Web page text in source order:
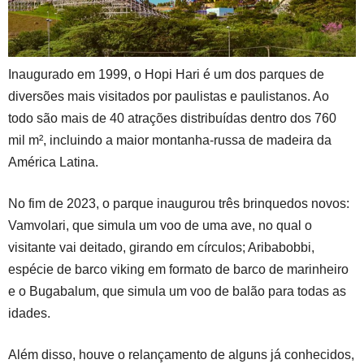
Inaugurado em 1999, o Hopi Hari é um dos parques de
diversões mais visitados por paulistas e paulistanos. Ao
todo são mais de 40 atrações distribuídas dentro dos 760
mil m², incluindo a maior montanha-russa de madeira da
América Latina.
No fim de 2023, o parque inaugurou três brinquedos novos:
Vamvolari, que simula um voo de uma ave, no qual o
visitante vai deitado, girando em círculos; Aribabobbi,
espécie de barco viking em formato de barco de marinheiro
e o Bugabalum, que simula um voo de balão para todas as
idades.
Além disso, houve o relançamento de alguns já conhecidos,